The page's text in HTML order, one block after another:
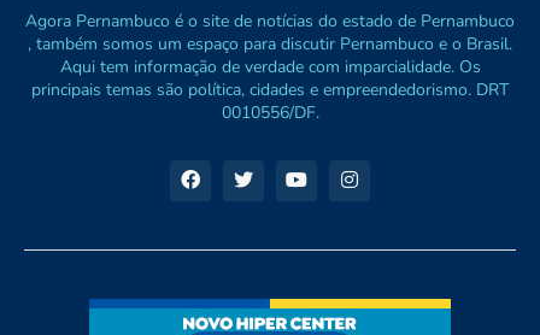
Agora Pernambuco é o site de notícias do estado de Pernambuco
, também somos um espaço para discutir Pernambuco e o Brasil.
Aqui tem informação de verdade com imparcialidade. Os
principais temas são política, cidades e empreendedorismo. DRT
0010556/DF.